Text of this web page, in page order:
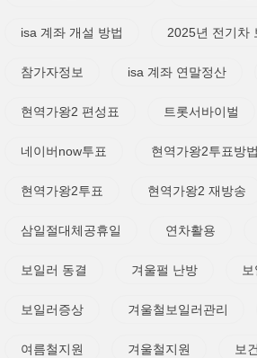
isa 계좌 개설 방법 2025년 전기차
참가자정보 isa 계좌 연말정산
현역가왕2 편성표 트롯서바이벌
네이버now투표 현역가왕2투표방법
현역가왕2투표 현역가왕2 재방송
삼일절대체공휴일 연차활용
보일러 동결 겨울펄 난방
보일러증상 겨울철보일러관리
여름철지원 겨울철지원 보